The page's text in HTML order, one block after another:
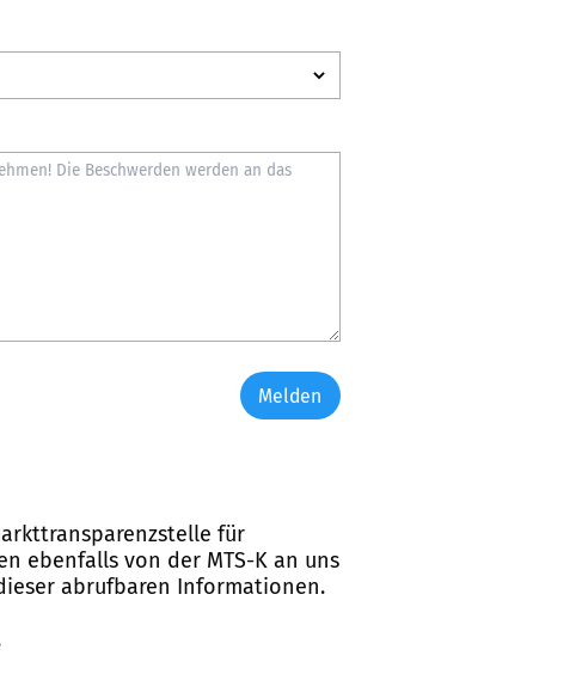
Melden
für
ebenfalls von der MTS-K an uns
abrufbaren Informationen.